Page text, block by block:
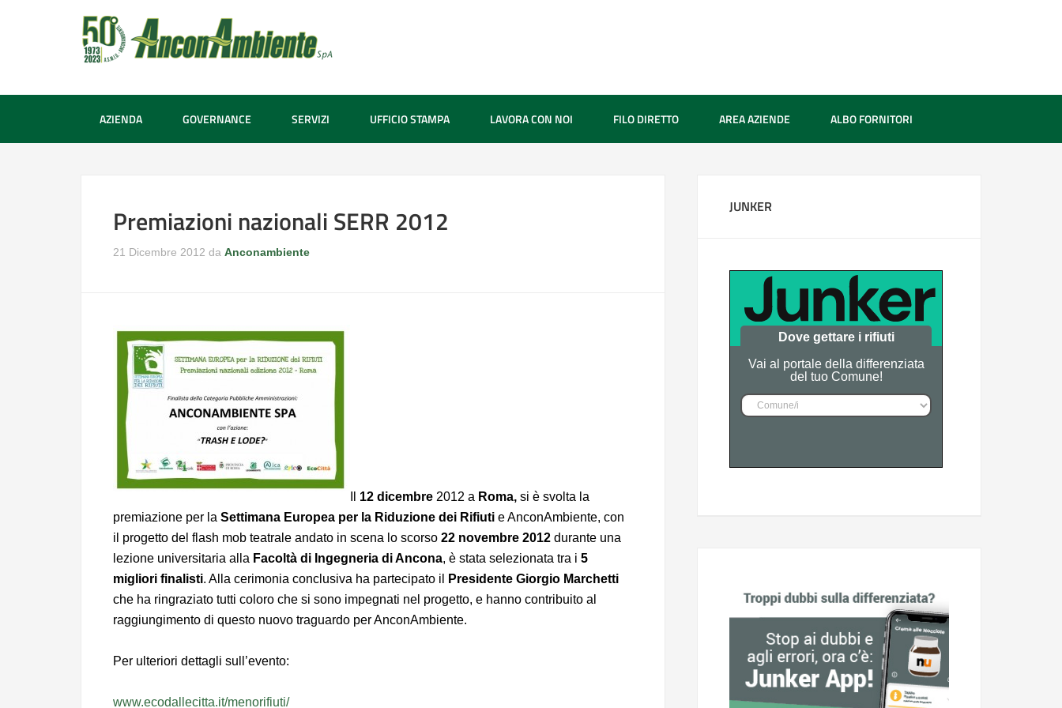
AZIENDA GOVERNANCE SERVIZI UFFICIO STAMPA LAVORA CON NOI FILO DIRETTO AREA AZIENDE ALBO FORNITORI
Premiazioni nazionali SERR 2012
21 Dicembre 2012 da Anconambiente
12 dicembre 2012 a Roma, si è svolta la
premiazione per la Settimana Europea per la Riduzione dei Rifiuti e AnconAmbiente, con
il progetto del flash mob teatrale andato in scena lo scorso 22 novembre 2012 durante una
lezione universitaria alla Facoltà di Ingegneria di Ancona, è stata selezionata tra i 5
migliori finalisti. Alla cerimonia conclusiva ha partecipato il
Presidente Giorgio Marchetti
che ha ringraziato tutti coloro che si sono impegnati nel progetto, e hanno contribuito al
raggiungimento di questo nuovo traguardo per AnconAmbiente.
Per ulteriori dettagli sull’evento:
www.ecodallecitta.it/menorifiuti/
JUNKER
Dove gettare i rifiuti
Vai al portale della differenziata
del tuo Comune!